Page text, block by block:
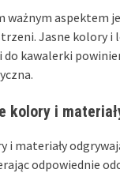
ważnym aspektem
Jasne kolory i
do kawalerki
kolory i
i materiały
odpowiednie